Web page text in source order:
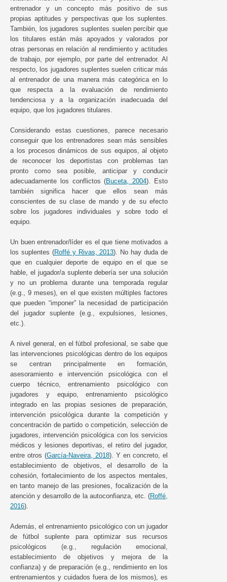
entrenador y un concepto más positivo de sus
propias aptitudes y perspectivas que los suplentes.
También, los jugadores suplentes suelen percibir que
los titulares están más apoyados y valorados por
otras personas en relación al rendimiento y actitudes
de trabajo, por ejemplo, por parte del entrenador. Al
respecto, los jugadores suplentes suelen criticar más
al entrenador de una manera más categórica en lo
que respecta a la evaluación de rendimiento
tendenciosa y a la organización inadecuada del
equipo, que los jugadores titulares.
Considerando estas cuestiones, parece necesario
conseguir que los entrenadores sean más sensibles
a los procesos dinámicos de sus equipos, al objeto
de reconocer los deportistas con problemas tan
pronto como sea posible, anticipar y conducir
adecuadamente los conflictos (Buceta, 2004). Esto
también significa hacer que ellos sean más
conscientes de su clase de mando y de su efecto
sobre los jugadores individuales y sobre todo el
equipo.
Un buen entrenador/líder es el que tiene motivados a
los suplentes (Roffé y Rivas, 2013). No hay duda de
que en cualquier deporte de equipo en el que se
hable, el jugador/a suplente debería ser una solución
y no un problema durante una temporada regular
(e.g., 9 meses), en el que existen múltiples factores
que pueden “imponer” la necesidad de participación
del jugador suplente (e.g., expulsiones, lesiones,
etc.).
A nivel general, en el fútbol profesional, se sabe que
las intervenciones psicológicas dentro de los equipos
se centran principalmente en formación,
asesoramiento e intervención psicológica con el
cuerpo técnico, entrenamiento psicológico con
jugadores y equipo, entrenamiento psicológico
integrado en las propias sesiones de preparación,
intervención psicológica durante la competición y
concentración de partido o competición, selección de
jugadores, intervención psicológica con los servicios
médicos y lesiones deportivas, el retiro del jugador,
entre otros (García-Naveira, 2018). Y en concreto, el
establecimiento de objetivos, el desarrollo de la
cohesión, fortalecimiento de los aspectos mentales,
en tanto manejo de las presiones, focalización de la
atención y desarrollo de la autoconfianza, etc. (Roffé,
2016).
Además, el entrenamiento psicológico con un jugador
de fútbol suplente para optimizar sus recursos
psicológicos (e.g., regulación emocional,
establecimiento de objetivos y mejora de la
confianza) y de preparación (e.g., rendimiento en los
entrenamientos y cuidados fuera de los mismos), es